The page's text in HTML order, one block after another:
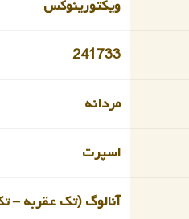
ویکتورینوکس
241733
مردانه
اسپرت
آنالوگ (تک عقربه –